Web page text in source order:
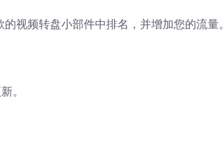
视频转盘小部件中排名，并增加您的流量。
。